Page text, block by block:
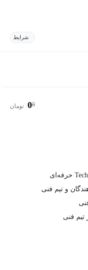
شرایط
0
0 تومان
و تیم فنی